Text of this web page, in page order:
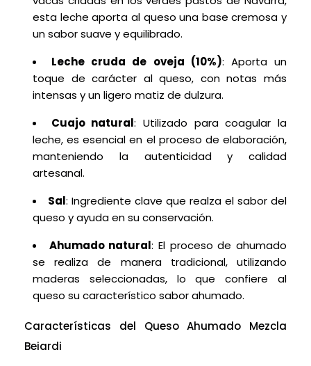
esta leche aporta al queso una base cremosa y
un sabor suave y equilibrado.
Leche cruda de oveja (10%): Aporta un
toque de carácter al queso, con notas más
intensas y un ligero matiz de dulzura.
Cuajo natural: Utilizado para coagular la
leche, es esencial en el proceso de elaboración,
manteniendo la autenticidad y calidad
artesanal.
Sal: Ingrediente clave que realza el sabor del
queso y ayuda en su conservación.
Ahumado natural: El proceso de ahumado
se realiza de manera tradicional, utilizando
maderas seleccionadas, lo que confiere al
queso su característico sabor ahumado.
Características del Queso Ahumado Mezcla
Beiardi